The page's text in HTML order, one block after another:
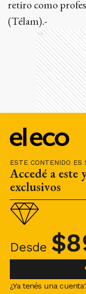
ESTE CONTENIDO ES
Accedé a este
exclusivos
Desde $
¿Ya tenés una
retiro como
(Télam).-
Ads